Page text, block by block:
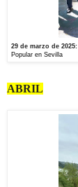
29 de marzo de 2025:
Popular en Sevilla
ABRIL